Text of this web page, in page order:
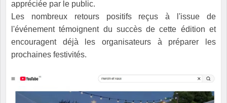
appréciée par le public.
Les nombreux retours positifs reçus à l'issue de
l'événement témoignent du succès de cette édition et
encouragent déjà les organisateurs à préparer les
prochaines festivités.